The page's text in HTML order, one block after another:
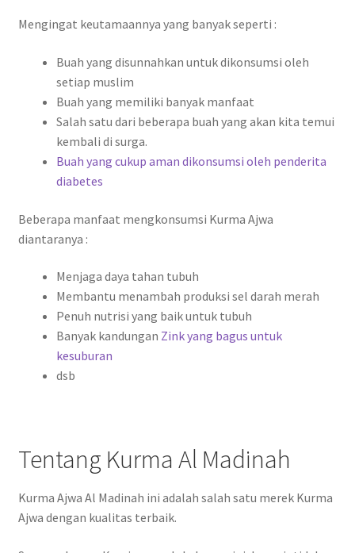
Mengingat keutamaannya yang banyak seperti :
Buah yang disunnahkan untuk dikonsumsi oleh
setiap muslim
Buah yang memiliki banyak manfaat
Salah satu dari beberapa buah yang akan kita temui
kembali di surga.
Buah yang cukup aman dikonsumsi oleh penderita
diabetes
Beberapa manfaat mengkonsumsi Kurma Ajwa
diantaranya :
Menjaga daya tahan tubuh
Membantu menambah produksi sel darah merah
Penuh nutrisi yang baik untuk tubuh
Banyak kandungan Zink yang bagus untuk
kesuburan
dsb
Tentang Kurma Al Madinah
Kurma Ajwa Al Madinah ini adalah salah satu merek Kurma
Ajwa dengan kualitas terbaik.